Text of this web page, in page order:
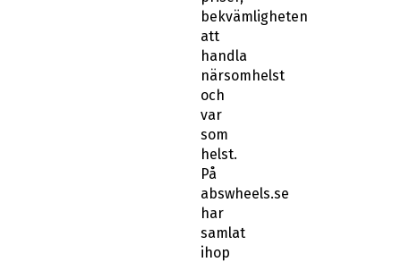
bekvämligheten
att
handla
närsomhelst
och
var
som
helst.
På
abswheels.se
har
samlat
ihop